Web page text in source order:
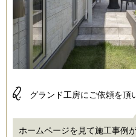
Q. グランド工房にご依頼を頂
ホームページを見て施工事例